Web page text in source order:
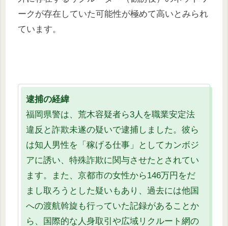
ークが存在していた可能性が極めて高いとみられ
ています。
逮捕の経緯
福岡県警は、荒木容疑者ら3人を職業安定法
違反と詐欺未遂の疑いで逮捕しました。彼ら
は知人男性を「稼げる仕事」としてカンボジ
アに誘い、特殊詐欺に関与させたとされてい
ます。また、京都市の女性から146万円をだ
まし取ろうとした疑いもあり、過去には他国
への渡航斡旋も行っていた記録があることか
ら、国際的な人身取引や広域リクルート網の